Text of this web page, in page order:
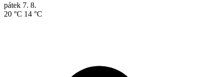
pátek 7. 8.
20 °C 14 °C